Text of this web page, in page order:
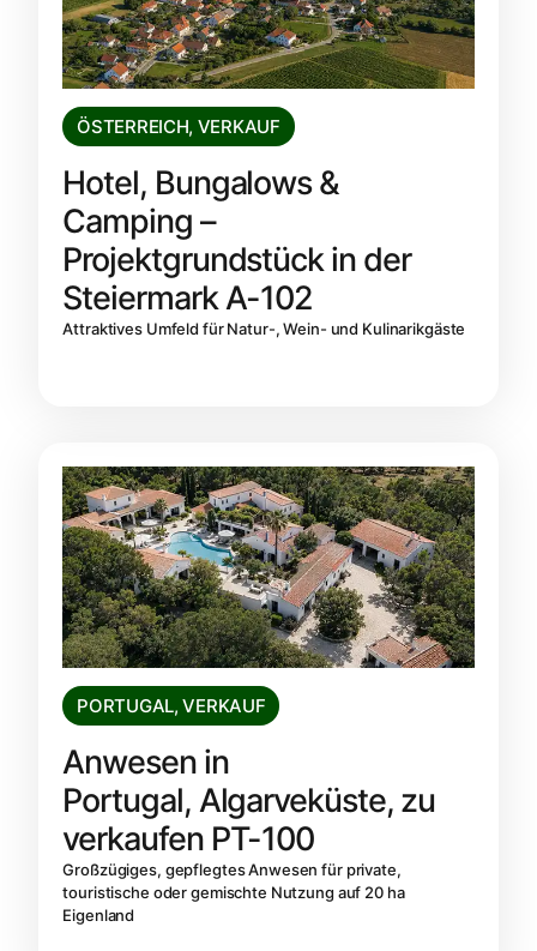
ÖSTERREICH, VERKAUF
Hotel, Bungalows &
Camping –
Projektgrundstück in der
Steiermark A-102
Attraktives Umfeld für Natur-, Wein- und Kulinarikgäste
PORTUGAL,VERKAUF
Anwesen in
Portugal, Algarveküste, zu
verkaufen PT-100
Großzügiges, gepflegtes Anwesen für private,
touristische oder gemischte Nutzung auf 20 ha
Eigenland